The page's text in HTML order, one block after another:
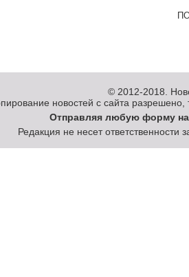
© 2012-2018.
новостей с сайта разрешено,
Отправляя любую форму на
Редакция не несет